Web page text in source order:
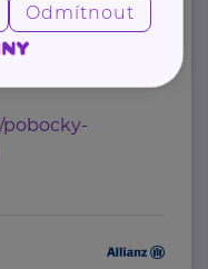
vám
pobocky-
Odmítnout